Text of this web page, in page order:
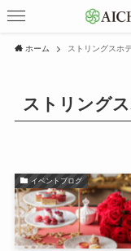
ホーム ストリングスホ
ストリング
イベントブログ